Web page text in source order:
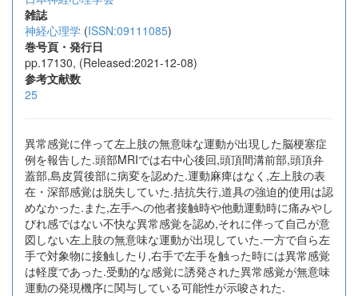
雑誌
神経心理学 (ISSN:09111085)
巻号頁・発行日
pp.17130, (Released:2021-12-08)
参考文献数
25
異常感覚に伴って左上肢の無意味な運動が出現した脳梗塞症
例を報告した.頭部MRIでは右中心後回,頭頂間溝前部,頭頂弁
蓋部,島皮質後部に病変を認めた.運動麻痺はなく,左上肢の表
在・深部感覚は脱失していた.拮抗失行,道具の強迫的使用は認
めなかった.また,左手への他者接触時や他動運動時に痛みやし
びれ感ではない不快な異常感覚を認め,それに伴って自己が意
図しない左上肢の無意味な運動が出現していた.一方で自ら左
手で対象物に接触したり,右手で左手を触った時には異常感覚
は軽度であった.受動的な感覚に誘発された異常感覚が無意味
運動の発現機序に関与している可能性が示唆された.